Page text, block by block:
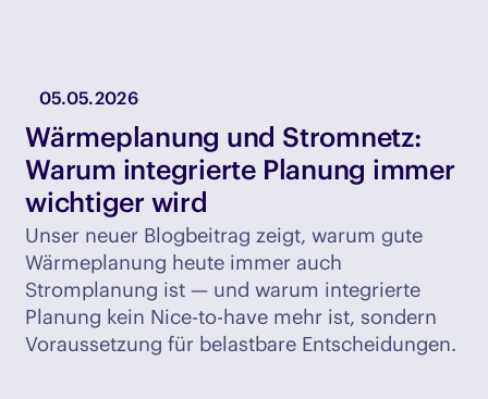
05.05.2026
Wärmeplanung und Stromnetz:
Warum integrierte Planung immer
wichtiger wird
Unser neuer Blogbeitrag zeigt, warum gute
Wärmeplanung heute immer auch
Stromplanung ist — und warum integrierte
Planung kein Nice-to-have mehr ist, sondern
Voraussetzung für belastbare Entscheidungen.